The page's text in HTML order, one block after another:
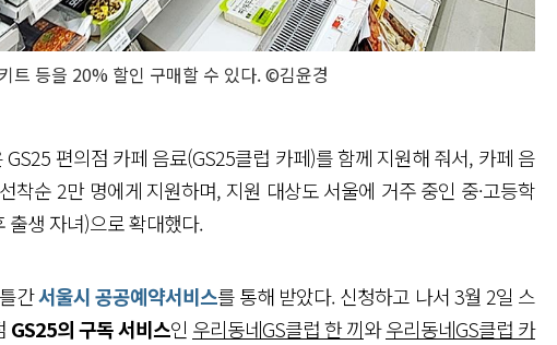
트 등을 20% 할인 구매할 수 있다. ©김윤경
편의점 카페 음료(GS25클럽 카페)를 함께 지원해 줘서, 카페 음
착순 2만 명에게 지원하며, 지원 대상도 서울에 거주 중인 중·고등학
출생 자녀)으로 확대했다.
간서울시 공공예약서비스를 통해 받았다. 신청하고 나서 3월 2일 스
GS25의 구독 서비스인 우리동네GS클럽 한 끼와우리동네GS클럽 카